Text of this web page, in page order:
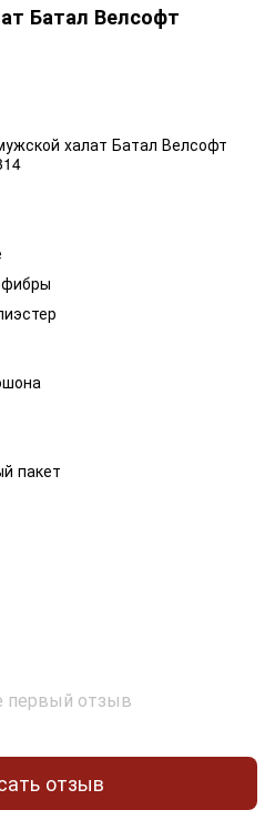
Батал Велсофт
халат Батал Велсофт
пакет
первый отзыв
отзыв